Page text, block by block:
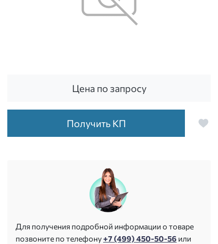
Цена по запросу
Получить КП
Для получения подробной информации о товаре
позвоните по телефону+7 (499) 450-50-56 или